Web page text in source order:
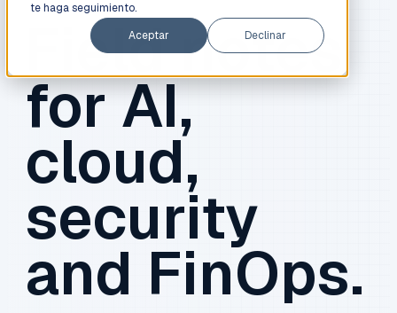
te haga seguimiento.
Aceptar
Declinar
Field notes
for AI,
cloud,
security
and FinOps.